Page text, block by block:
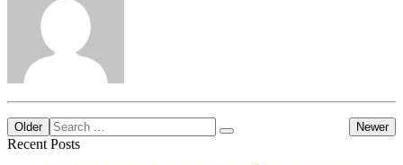
Older Newer
Recent Posts